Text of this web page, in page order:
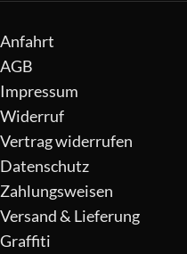
Anfahrt
AGB
Impressum
Widerruf
Vertrag widerrufen
Datenschutz
Zahlungsweisen
Versand & Lieferung
Graffiti